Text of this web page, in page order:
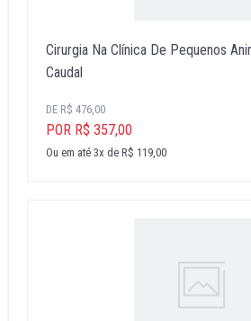
Cirurgia Na Clínica De Pequenos
Caudal
DE R$ 476,00
POR R$ 357,00
Ou em até 3x de R$ 119,00